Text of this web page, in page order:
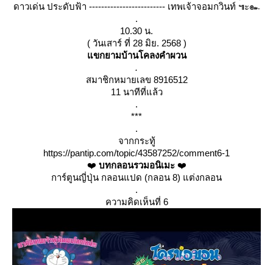
ดาวเด่น ประดับฟ้า ------------------------- เทพเจ้าจอมกวินท์ ๚ะ๛
.
10.30 น.
( วันเสาร์ ที่ 28 มิย. 2568 )
ขกยามบ้านโคลงคำผวน
.
สมาชิกหมายเลข 8916512
11 นาทีที่แล้ว
.
***
.
จากกระทู้
https://pantip.com/topic/43587252/comment6-1
❤️ บทกลอนรวมอนิเมะ❤️
การ์ตูนญี่ปุ่น กลอนแปด (กลอน 8) แต่งกลอน
.
ความคิดเห็นที่ 6